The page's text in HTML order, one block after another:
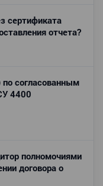
сертификата
отчета?
согласованным
4400
полномочиями
договора о